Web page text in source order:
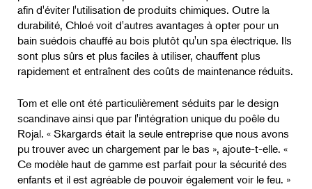
afin d'éviter l'utilisation de produits chimiques. Outre la
durabilité, Chloé voit d'autres avantages à opter pour un
bain suédois chauffé au bois plutôt qu'un spa électrique. Ils
sont plus sûrs et plus faciles à utiliser, chauffent plus
rapidement et entraînent des coûts de maintenance réduits.
Tom et elle ont été particulièrement séduits par le design
scandinave ainsi que par l'intégration unique du poêle du
Rojal. « Skargards était la seule entreprise que nous avons
pu trouver avec un chargement par le bas », ajoute-t-elle. «
Ce modèle haut de gamme est parfait pour la sécurité des
enfants et il est agréable de pouvoir également voir le feu. »